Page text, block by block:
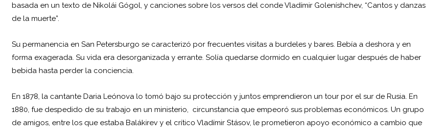
basada en un texto de Nikolái Gógol, y canciones sobre los versos del conde Vladímir Goleníshchev, “Cantos y danzas
de la muerte”.
Su permanencia en San Petersburgo se caracterizó por frecuentes visitas a burdeles y bares. Bebía a deshora y en
forma exagerada. Su vida era desorganizada y errante. Solía quedarse dormido en cualquier lugar después de haber
bebida hasta perder la conciencia.
En 1878, la cantante Daria Leónova lo tomó bajo su protección y juntos emprendieron un tour por el sur de Rusia. En
1880, fue despedido de su trabajo en un ministerio, circunstancia que empeoró sus problemas económicos. Un grupo
de amigos, entre los que estaba Balákirev y el crítico Vladímir Stásov, le prometieron apoyo económico a cambio que